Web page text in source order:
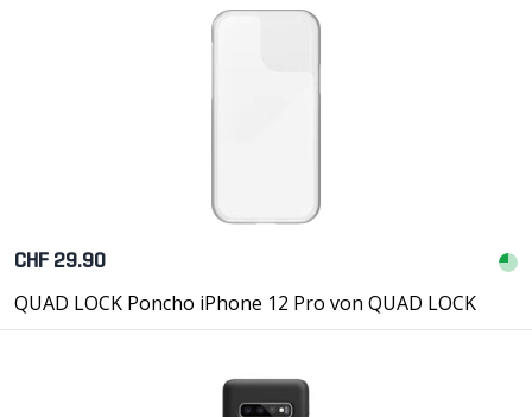
CHF 29.90
QUAD LOCK Poncho iPhone 12 Pro von QUAD LOCK